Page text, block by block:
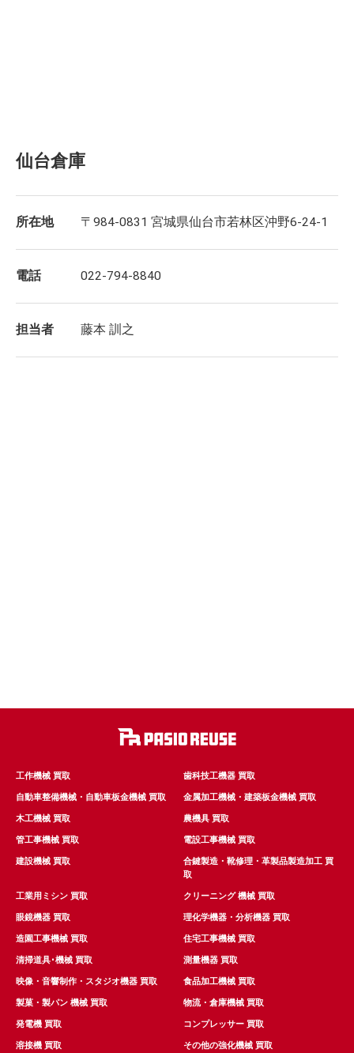
仙台倉庫
所在地 〒984-0831 宮城県仙台市若林区沖野6-24-1
電話 022-794-8840
担当者 藤本 訓之
工作機械 買取 歯科技工機器 買取
自動車整備機械・自動車板金機械 買取 金属加工機械・建築板金機械 買取
木工機械 買取 農機具 買取
管工事機械 買取 電設工事機械 買取
建設機械 買取
合鍵製造・靴修理・革製品製造加工 買
取
工業用ミシン 買取 クリーニング 機械 買取
眼鏡機器 買取 理化学機器・分析機器 買取
造園工事機械 買取 住宅工事機械 買取
清掃道具･機械 買取 測量機器 買取
映像・音響制作・スタジオ機器 買取 食品加工機械 買取
製菓・製パン 機械 買取 物流・倉庫機械 買取
発電機 買取 コンプレッサー 買取
溶接機 買取 その他の強化機械 買取